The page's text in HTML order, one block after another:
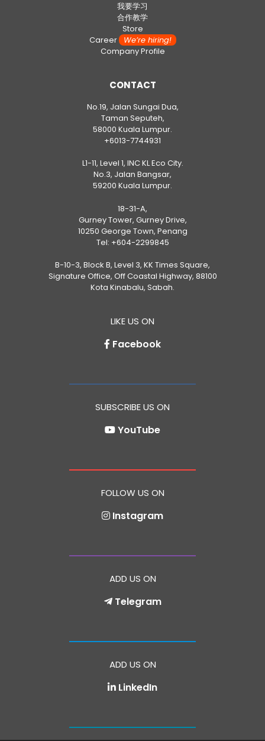
我要学习
合作教学
Store
CareerWe’re hiring!
Company Profile
CONTACT
No.19, Jalan Sungai Dua,
Taman Seputeh,
58000 Kuala Lumpur.
+6013-7744931
L1-11, Level 1, INC KL Eco City.
No.3, Jalan Bangsar,
59200 Kuala Lumpur.
18-31-A,
Gurney Tower, Gurney Drive,
10250 George Town, Penang
Tel: +604-2299845
B-10-3, Block B, Level 3, KK Times Square,
Signature Office, Off Coastal Highway, 88100
Kota Kinabalu, Sabah.
LIKE US ON
Facebook
SUBSCRIBE US ON
YouTube
FOLLOW US ON
Instagram
ADD US ON
Telegram
ADD US ON
LinkedIn